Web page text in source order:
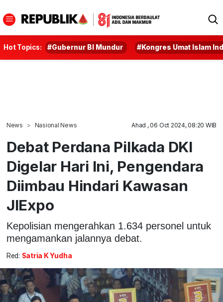
Hot Topics: #Gubernur BI Mundur #Kongres Umat Islam
News Nasional News Ahad , 06 Oct 2024, 08:20 WIB
Debat Perdana Pilkada DKI
Digelar Hari Ini, Pengendara
Diimbau Hindari Kawasan
JIExpo
Kepolisian mengerahkan 1.634 personel untuk
mengamankan jalannya debat.
Red: Satria K Yudha